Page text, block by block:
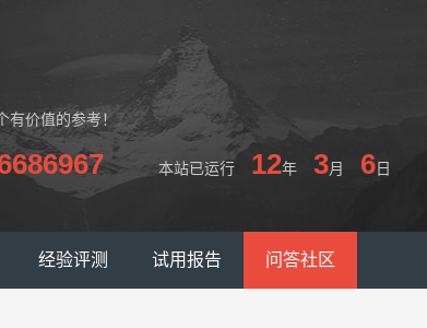
有价值的参考！
本站已运行 12年 3月 6日
经验评测 试用报告 问答社区